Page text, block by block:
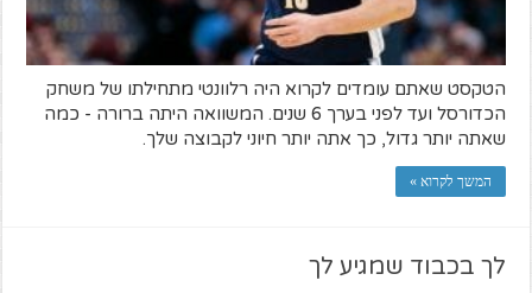
הטקסט שאתם עומדים לקרוא היה רלוונטי מתחילתו של משחק
הכדורסל ועד לפני בערך 6 שנים. המשוואה היתה ברורה - כמה
שאתה יותר גדול, כך אתה יותר חיוני לקבוצה שלך.
המשך לקרוא »
לך בכבוד שמגיע לך